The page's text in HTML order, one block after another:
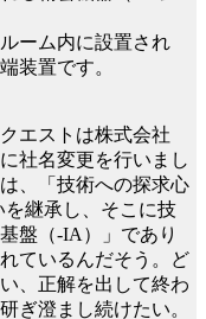
ーム内に設置され
装置です。
エストは株式会社
社名変更を行いまし
、「技術への探求心
を継承し、そこに技
盤（-IA）」であり
ているんだそう。ど
、正解を出して終わ
ぎ澄まし続けたい。